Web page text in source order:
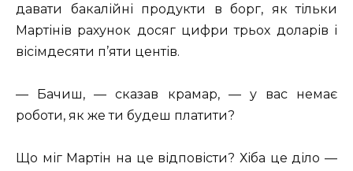
давати бакалійні продукти в борг, як тільки
Мартінів рахунок досяг цифри трьох доларів і
вісімдесяти п’яти центів.
— Бачиш, — сказав крамар, — у вас немає
роботи, як же ти будеш платити?
Що міг Мартін на це відповісти? Хіба це діло —